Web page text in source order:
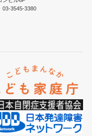
3545-3380